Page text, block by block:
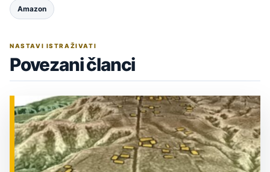
Amazon
NASTAVI ISTRAŽIVATI
Povezani članci